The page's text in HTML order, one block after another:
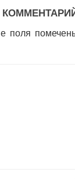
поля